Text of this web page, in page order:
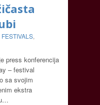
FESTIVALS,
press konferencija
– festival
sa svojim
ekstra